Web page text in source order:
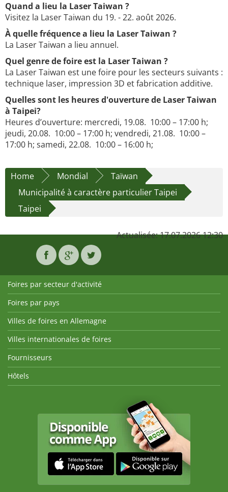
Quand a lieu la Laser Taiwan ?
Visitez la Laser Taiwan du 19. - 22. août 2026.
À quelle fréquence a lieu la Laser Taiwan ?
La Laser Taiwan a lieu annuel.
Quel genre de foire est la Laser Taiwan ?
La Laser Taiwan est une foire pour les secteurs suivants :
technique laser, impression 3D et fabrication additive.
Quelles sont les heures d'ouverture de Laser Taiwan
à Taipei?
Heures d’ouverture: mercredi, 19.08. 10:00 – 17:00 h;
jeudi, 20.08. 10:00 – 17:00 h; vendredi, 21.08. 10:00 –
17:00 h; samedi, 22.08. 10:00 – 16:00 h;
Home Mondial
Taïwan
Municipalité à caractère particulier Taipei
Taipei
Actualisée: 17.07.2026 12:30
Foires par secteur d'activité
Foires par pays
Villes de foires en Allemagne
Villes internationales de foires
Fournisseurs
Hôtels